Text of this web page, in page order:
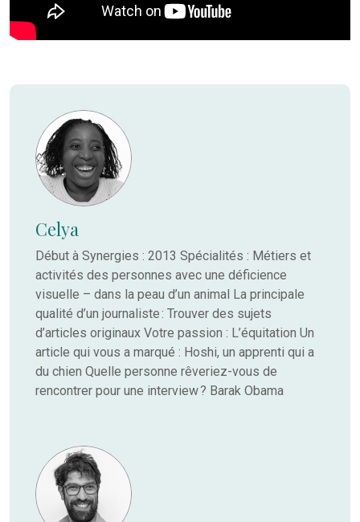
Celya
Début à Synergies : 2013 Spécialités : Métiers et
activités des personnes avec une déficience
visuelle – dans la peau d’un animal La principale
qualité d’un journaliste : Trouver des sujets
d’articles originaux Votre passion : L’équitation Un
article qui vous a marqué : Hoshi, un apprenti qui a
du chien Quelle personne rêveriez-vous de
rencontrer pour une interview ? Barak Obama